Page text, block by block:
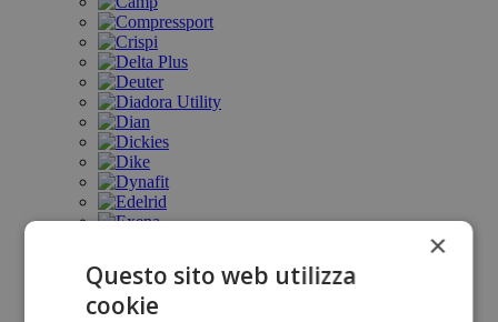
×
Questo sito web utilizza
cookie